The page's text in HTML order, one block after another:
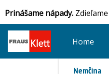
Prinášame nápady.
Home
Nemčina